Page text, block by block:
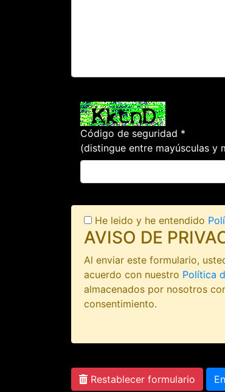
Código de seguridad *
(distingue entre mayúsculas y
He leido y he entendido
AVISO DE
Al enviar este formulario,
acuerdo con nuestro Política
almacenados por nosotros
consentimiento.
Restablecer formulario